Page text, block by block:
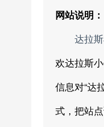
网站说明：
达拉
欢达拉斯
信息对“达
式，把站